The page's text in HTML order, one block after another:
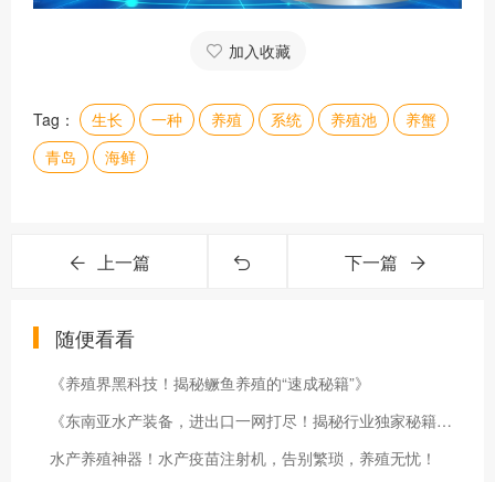
加入收藏
Tag： 生长 一种 养殖 系统 养殖池
养蟹
青岛
海鲜
上一篇 下一篇
随便看看
《养殖界黑科技！揭秘鳜鱼养殖的“速成秘籍”》
《东南亚水产装备，进出口一网打尽！揭秘行业独家秘籍！》
水产养殖神器！水产疫苗注射机，告别繁琐，养殖无忧！